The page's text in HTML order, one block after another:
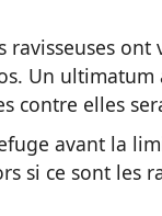
ravisseuses
Un
contre elles
avant la
si ce sont les